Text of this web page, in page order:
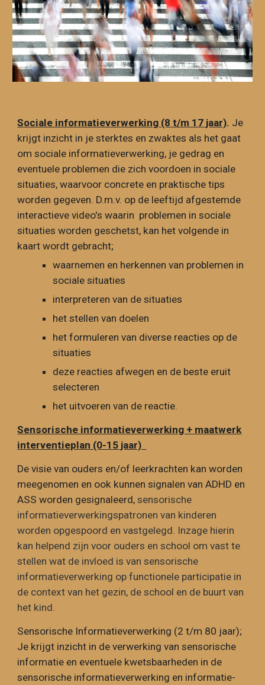
Sociale informatieverwerking (8 t/m 17 jaar). Je
krijgt inzicht in je sterktes en zwaktes als het gaat
om sociale informatieverwerking, je gedrag en
eventuele problemen die zich voordoen in sociale
situaties, waarvoor concrete en praktische tips
worden gegeven. D.m.v. op de leeftijd afgestemde
interactieve video's waarin problemen in sociale
situaties worden geschetst, kan het volgende in
kaart wordt gebracht;
waarnemen en herkennen van problemen in
sociale situaties
interpreteren van de situaties
het stellen van doelen
het formuleren van diverse reacties op de
situaties
deze reacties afwegen en de beste eruit
selecteren
het uitvoeren van de reactie.
Sensorische informatieverwerking + maatwerk
interventieplan (0-15 jaar)
De visie van ouders en/of leerkrachten kan worden
meegenomen en ook kunnen signalen van ADHD en
ASS worden gesignaleerd,sensorische
informatieverwerkingspatronen van kinderen
worden opgespoord en vastgelegd. Inzage hierin
kan helpend zijn voor ouders en school om vast te
stellen wat de invloed is van sensorische
informatieverwerking op functionele participatie in
de context van het gezin, de school en de buurt van
het kind.
Sensorische Informatieverwerking (2 t/m 80 jaar);
Je krijgt inzicht in de verwerking van sensorische
informatie en eventuele kwetsbaarheden in de
sensorische informatieverwerking en informatie-